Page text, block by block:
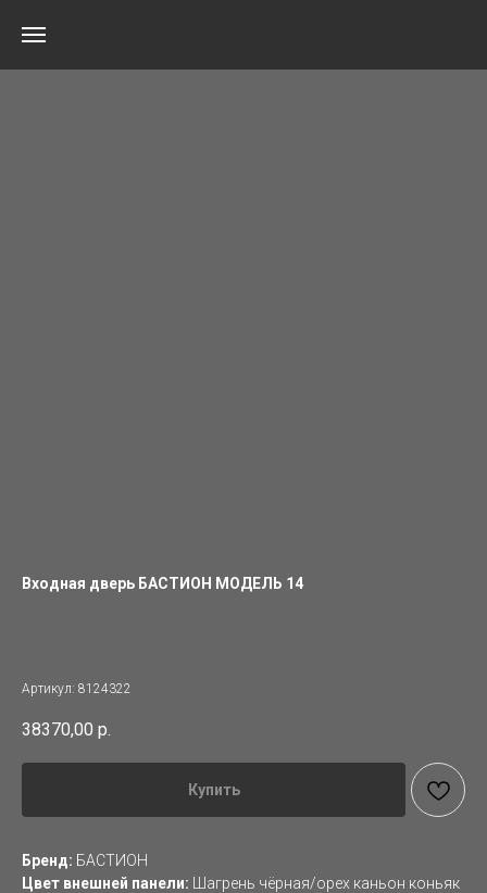
Входная дверь БАСТИОН МОДЕЛЬ 14
Артикул: 8124322
38370,00 р.
Купить
Бренд: БАСТИОН
Цвет внешней панели: Шагрень чёрная/орех каньон коньяк